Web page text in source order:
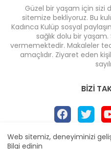
Güzel bir yaşam için sizi
sitemize bekliyoruz. Bu
Kadınca Kulüp sosyal
sağlık dolu bir
vermemektedir. Makaleler
amaçlıdır. Ziyaret eden
BIZI
Ana Sayfa
Web sitemiz, deneyiminizi
Bilgi edinin